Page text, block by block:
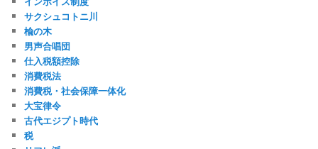
サクシュコトニ川
楡の木
男声合唱団
仕入税額控除
消費税法
消費税・社会保障一体化
大宝律令
古代エジプト時代
税